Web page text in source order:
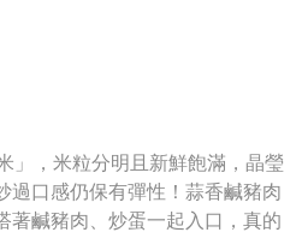
」，米粒分明且新鮮飽滿，晶瑩
過口感仍保有彈性！蒜香鹹豬肉
著鹹豬肉、炒蛋一起入口，真的